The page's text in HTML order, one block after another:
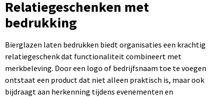
Relatiegeschenken met
bedrukking
Bierglazen laten bedrukken biedt organisaties een krachtig
relatiegeschenk dat functionaliteit combineert met
merkbeleving. Door een logo of bedrijfsnaam toe te voegen
ontstaat een product dat niet alleen praktisch is, maar ook
bijdraagt aan herkenning tijdens evenementen en